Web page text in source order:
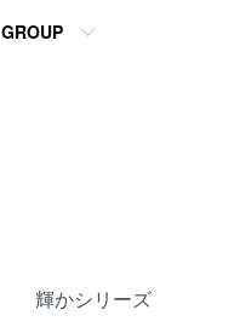
GROUP
輝かシリーズ